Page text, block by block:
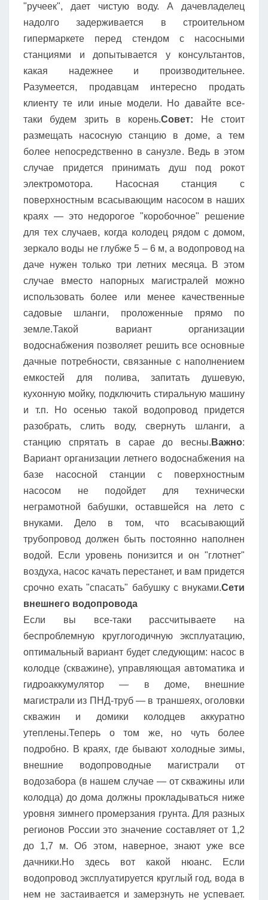
"ручеек", дает чистую воду. А дачевладелец
надолго задерживается в строительном
гипермаркете перед стендом с насосными
станциями и допытывается у консультантов,
какая надежнее и производительнее.
Разумеется, продавцам интересно продать
клиенту те или иные модели. Но давайте все-
таки будем зрить в корень.Совет: Не стоит
размещать насосную станцию в доме, а тем
более непосредственно в санузле. Ведь в этом
случае придется принимать душ под рокот
электромотора. Насосная станция с
поверхностным всасывающим насосом в наших
краях — это недорогое "коробочное" решение
для тех случаев, когда колодец рядом с домом,
зеркало воды не глубже 5 – 6 м, а водопровод на
даче нужен только три летних месяца. В этом
случае вместо напорных магистралей можно
использовать более или менее качественные
садовые шланги, проложенные прямо по
земле.Такой вариант организации
водоснабжения позволяет решить все основные
дачные потребности, связанные с наполнением
емкостей для полива, запитать душевую,
кухонную мойку, подключить стиральную машину
и т.п. Но осенью такой водопровод придется
разобрать, слить воду, свернуть шланги, а
станцию спрятать в сарае до весны. Важно:
Вариант организации летнего водоснабжения на
базе насосной станции с поверхностным
насосом не подойдет для технически
неграмотной бабушки, оставшейся на лето с
внуками. Дело в том, что всасывающий
трубопровод должен быть постоянно наполнен
водой. Если уровень понизится и он "глотнет"
воздуха, насос качать перестанет, и вам придется
срочно ехать "спасать" бабушку с внуками.Сети
внешнего водопровода
Если вы все-таки рассчитываете на
беспроблемную круглогодичную эксплуатацию,
оптимальный вариант будет следующим: насос в
колодце (скважине), управляющая автоматика и
гидроаккумулятор — в доме, внешние
магистрали из ПНД-труб — в траншеях, оголовки
скважин и домики колодцев аккуратно
утеплены.Теперь о том же, но чуть более
подробно. В краях, где бывают холодные зимы,
внешние водопроводные магистрали от
водозабора (в нашем случае — от скважины или
колодца) до дома должны прокладываться ниже
уровня зимнего промерзания грунта. Для разных
регионов России это значение составляет от 1,2
до 1,7 м. Об этом, наверное, знают уже все
дачники.Но здесь вот какой нюанс. Если
водопровод эксплуатируется круглый год, вода в
нем не застаивается и замерзнуть не успевает.